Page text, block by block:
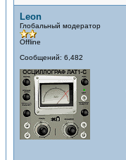
Leon
Глобальный модератор
Offline
Сообщений: 6,482